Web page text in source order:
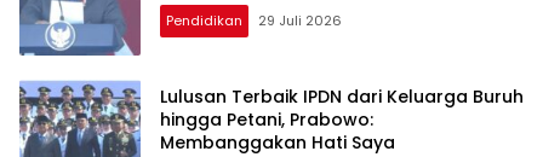
Pendidikan 29 Juli 2026
Lulusan Terbaik IPDN dari Keluarga Buruh
hingga Petani, Prabowo:
Membanggakan Hati Saya